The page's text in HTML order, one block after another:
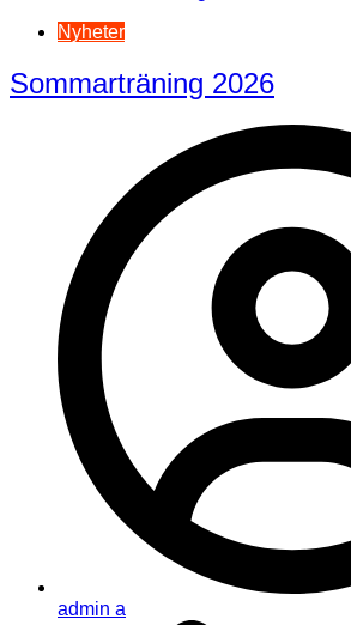
Nyheter
Sommarträning 2026
admin a